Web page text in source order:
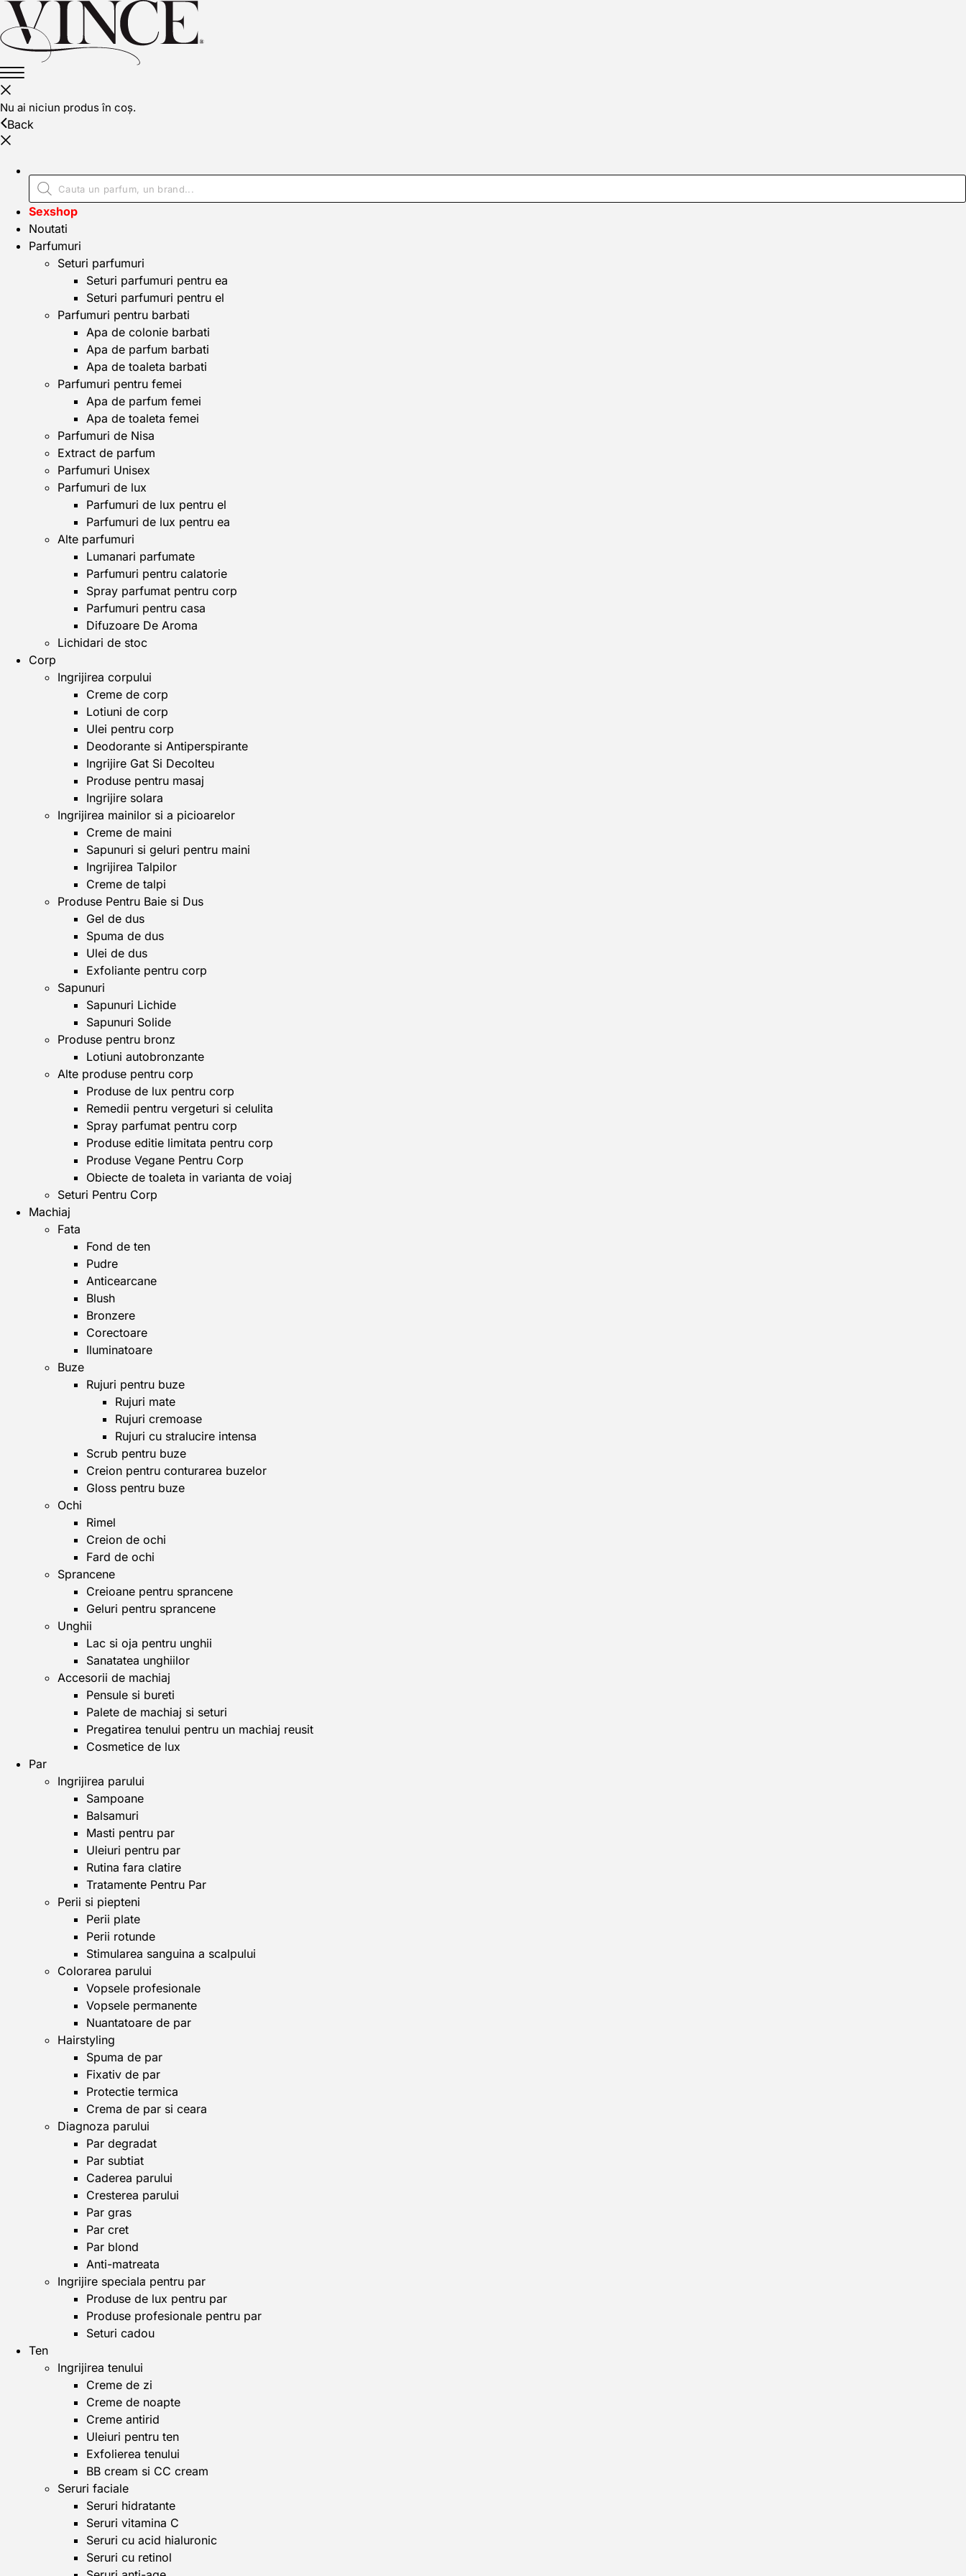
Nu ai niciun produs în coș.
Back
Sexshop
Noutati
Parfumuri
Seturi parfumuri
Seturi parfumuri pentru ea
Seturi parfumuri pentru el
Parfumuri pentru barbati
Apa de colonie barbati
Apa de parfum barbati
Apa de toaleta barbati
Parfumuri pentru femei
Apa de parfum femei
Apa de toaleta femei
Parfumuri de Nisa
Extract de parfum
Parfumuri Unisex
Parfumuri de lux
Parfumuri de lux pentru el
Parfumuri de lux pentru ea
Alte parfumuri
Lumanari parfumate
Parfumuri pentru calatorie
Spray parfumat pentru corp
Parfumuri pentru casa
Difuzoare De Aroma
Lichidari de stoc
Corp
Ingrijirea corpului
Creme de corp
Lotiuni de corp
Ulei pentru corp
Deodorante si Antiperspirante
Ingrijire Gat Si Decolteu
Produse pentru masaj
Ingrijire solara
Ingrijirea mainilor si a picioarelor
Creme de maini
Sapunuri si geluri pentru maini
Ingrijirea Talpilor
Creme de talpi
Produse Pentru Baie si Dus
Gel de dus
Spuma de dus
Ulei de dus
Exfoliante pentru corp
Sapunuri
Sapunuri Lichide
Sapunuri Solide
Produse pentru bronz
Lotiuni autobronzante
Alte produse pentru corp
Produse de lux pentru corp
Remedii pentru vergeturi si celulita
Spray parfumat pentru corp
Produse editie limitata pentru corp
Produse Vegane Pentru Corp
Obiecte de toaleta in varianta de voiaj
Seturi Pentru Corp
Machiaj
Fata
Fond de ten
Pudre
Anticearcane
Blush
Bronzere
Corectoare
Iluminatoare
Buze
Rujuri pentru buze
Rujuri mate
Rujuri cremoase
Rujuri cu stralucire intensa
Scrub pentru buze
Creion pentru conturarea buzelor
Gloss pentru buze
Ochi
Rimel
Creion de ochi
Fard de ochi
Sprancene
Creioane pentru sprancene
Geluri pentru sprancene
Unghii
Lac si oja pentru unghii
Sanatatea unghiilor
Accesorii de machiaj
Pensule si bureti
Palete de machiaj si seturi
Pregatirea tenului pentru un machiaj reusit
Cosmetice de lux
Par
Ingrijirea parului
Sampoane
Balsamuri
Masti pentru par
Uleiuri pentru par
Rutina fara clatire
Tratamente Pentru Par
Perii si piepteni
Perii plate
Perii rotunde
Stimularea sanguina a scalpului
Colorarea parului
Vopsele profesionale
Vopsele permanente
Nuantatoare de par
Hairstyling
Spuma de par
Fixativ de par
Protectie termica
Crema de par si ceara
Diagnoza parului
Par degradat
Par subtiat
Caderea parului
Cresterea parului
Par gras
Par cret
Par blond
Anti-matreata
Ingrijire speciala pentru par
Produse de lux pentru par
Produse profesionale pentru par
Seturi cadou
Ten
Ingrijirea tenului
Creme de zi
Creme de noapte
Creme antirid
Uleiuri pentru ten
Exfolierea tenului
BB cream si CC cream
Seruri faciale
Seruri hidratante
Seruri vitamina C
Seruri cu acid hialuronic
Seruri cu retinol